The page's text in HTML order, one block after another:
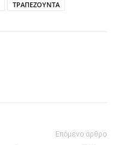
ΤΡΑΠΕΖΟΥΝΤΑ
Επόμενο άρθρο